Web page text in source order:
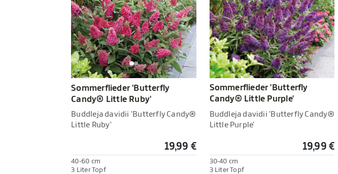
Sommerflieder 'Butterfly
Candy® Little Ruby'
Buddleja davidii 'Butterfly Candy®
Little Ruby'
19,99 €
40-60 cm
3 Liter Topf
Sommerflieder 'Butterfly
Candy® Little Purple'
Buddleja davidii 'Butterfly Candy®
Little Purple'
19,99 €
30-40 cm
3 Liter Topf